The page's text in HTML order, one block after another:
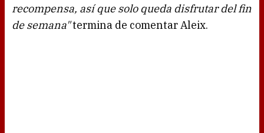
recompensa, así que solo queda disfrutar del fin
de semana"termina de comentar Aleix.